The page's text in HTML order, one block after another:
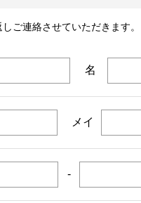
ご連絡させていただきます。
名
メイ
-